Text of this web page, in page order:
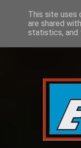
This site uses
are shared
statistics, and